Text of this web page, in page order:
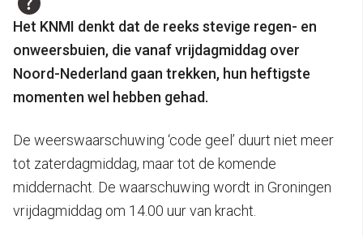
Het KNMI denkt dat de reeks stevige regen- en
onweersbuien, die vanaf vrijdagmiddag over
Noord-Nederland gaan trekken, hun heftigste
momenten wel hebben gehad.
De weerswaarschuwing ‘code geel’ duurt niet meer
tot zaterdagmiddag, maar tot de komende
middernacht. De waarschuwing wordt in Groningen
vrijdagmiddag om 14.00 uur van kracht.